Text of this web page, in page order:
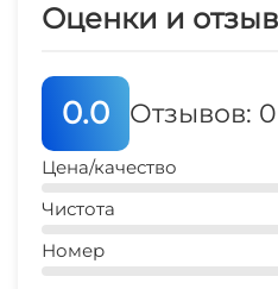
Люкс для
Оценки и
0.0 Отзывов: 0
Цена/качество
Чистота
Номер